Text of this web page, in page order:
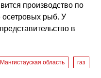
производство по
рыб. У
в
Мангистауская область газ